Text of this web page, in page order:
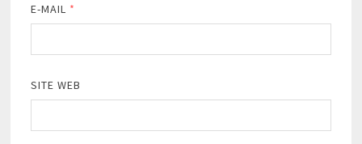
E-MAIL *
SITE WEB